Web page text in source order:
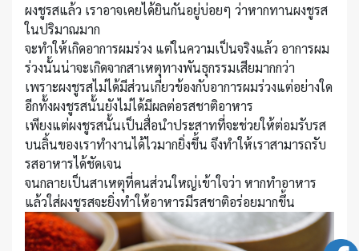
ผงชูรสแล้ว เราอาจเคยได้ยินกันอยู่บ่อยๆ ว่าหากทานผงชูรส
ในปริมาณมาก
จะทำให้เกิดอาการผมร่วง แต่ในความเป็นจริงแล้ว อาการผม
ร่วงนั้นน่าจะเกิดจากสาเหตุทางพันธุกรรมเสียมากกว่า
เพราะผงชูรสไม่ได้มีส่วนเกี่ยวข้องกับอาการผมร่วงแต่อย่างใด
อีกทั้งผงชูรสนั้นยังไม่ได้มีผลต่อรสชาติอาหาร
เพียงแต่ผงชูรสนั้นเป็นสื่อนำประสาทที่จะช่วยให้ต่อมรับรส
บนลิ้นของเราทำงานได้ไวมากยิ่งขึ้น จึงทำให้เราสามารถรับ
รสอาหารได้ชัดเจน
จนกลายเป็นสาเหตุที่คนส่วนใหญ่เข้าใจว่า หากทำอาหาร
แล้วใส่ผงชูรสจะยิ่งทำให้อาหารมีรสชาติอร่อยมากขึ้น